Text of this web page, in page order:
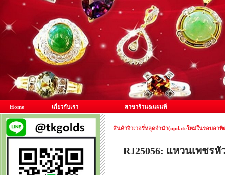
Home เกี่ยวกับเรา สาขาร้าน&แผนที่
สินค้าจิวเวอรี่หลุดจำนำ(updateใหม่ในรอบอาทิ
RJ25056: แหวนเพชร